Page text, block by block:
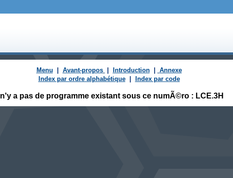
Menu Avant-propos Introduction|
Annexe
Index par ordre alphabétique| Index par code
a pas de programme existant sous ce numÃ©ro : LCE.3H